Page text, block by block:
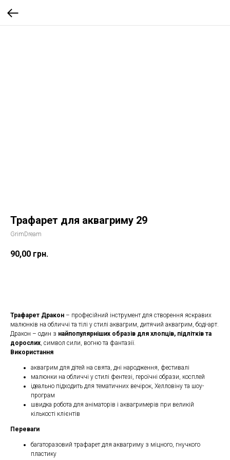
Трафарет для аквагриму 29
GrimDream
90,00 грн.
Трафарет Дракон – професійний інструмент для створення яскравих
малюнків на обличчі та тілі у стилі аквагрим, дитячий аквагрим, боді-арт.
Дракон – один з найпопулярніших образів для хлопців, підлітків та
дорослих, символ сили, вогню та фантазії.
Використання
аквагрим для дітей на свята, дні народження, фестивалі
малюнки на обличчі у стилі фентезі, героїчні образи, косплей
ідеально підходить для тематичних вечірок, Хелловіну та шоу-
програм
швидка робота для аніматорів і аквагримерів при великій
кількості клієнтів
Переваги
багаторазовий трафарет для аквагриму з міцного, гнучкого
пластику